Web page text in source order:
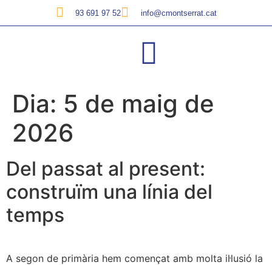
93 691 97 52 info@cmontserrat.cat
Dia: 5 de maig de
2026
Del passat al present:
construïm una línia del
temps
A segon de primària hem començat amb molta il·lusió la